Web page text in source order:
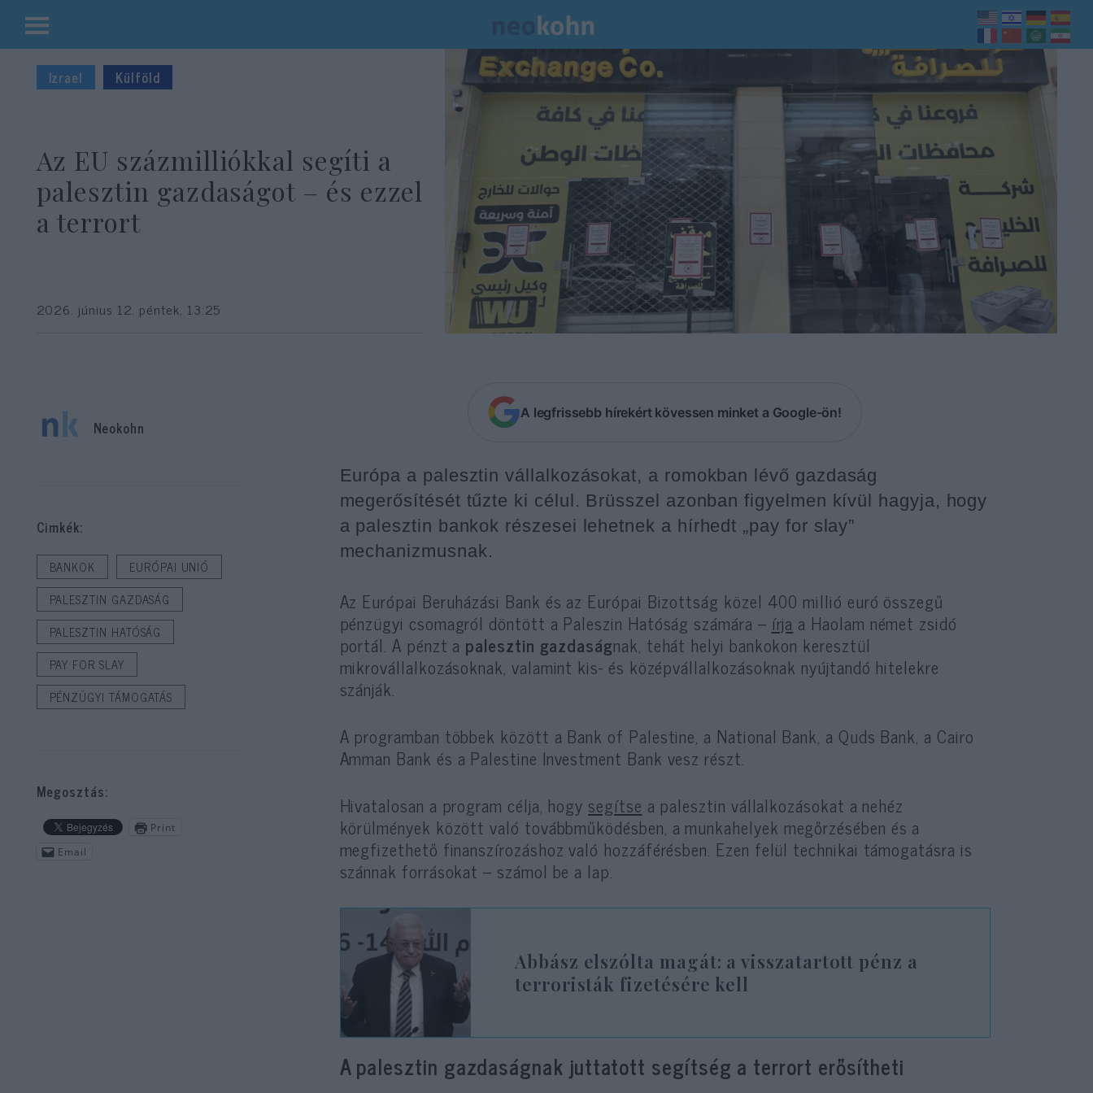
Kilépés
tartalomba
Izrael Külföld
Az EU százmilliókkal segíti a
palesztin gazdaságot – és ezzel
a terrort
2026. június 12. péntek, 13:25
A legfrissebb hírekért kövessen minket a Google-ön!
Európa a palesztin vállalkozásokat, a romokban lévő gazdaság
megerősítését tűzte ki célul. Brüsszel azonban figyelmen kívül hagyja, hogy
a palesztin bankok részesei lehetnek a hírhedt „pay for slay”
mechanizmusnak.
Az Európai Beruházási Bank és az Európai Bizottság közel 400 millió euró összegű
pénzügyi csomagról döntött a Paleszin Hatóság számára – írja a Haolam német zsidó
portál. A pénzt a palesztin gazdaságnak, tehát helyi bankokon keresztül
mikrovállalkozásoknak, valamint kis- és középvállalkozásoknak nyújtandó hitelekre
szánják.
A programban többek között a Bank of Palestine, a National Bank, a Quds Bank, a Cairo
Amman Bank és a Palestine Investment Bank vesz részt.
Hivatalosan a program célja, hogy segítse a palesztin vállalkozásokat a nehéz
körülmények között való továbbműködésben, a munkahelyek megőrzésében és a
megfizethető finanszírozáshoz való hozzáférésben. Ezen felül technikai támogatásra is
szánnak forrásokat – számol be a lap.
Abbász elszólta magát: a visszatartott pénz a
terroristák fizetésére kell
A palesztin gazdaságnak juttatott segítség a terrort erősítheti
Neokohn
Cimkék:
BANKOK
EURÓPAI UNIÓ
PALESZTIN GAZDASÁG
PALESZTIN HATÓSÁG
PAY FOR SLAY
PÉNZÜGYI TÁMOGATÁS
Megosztás:
Print
Email